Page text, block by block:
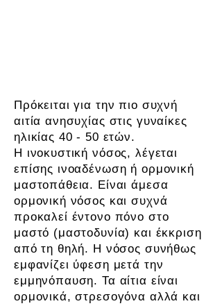
Πρόκειται για την πιο συχνή
αιτία ανησυχίας στις γυναίκες
ηλικίας 40 - 50 ετών.
Η ινοκυστική νόσος, λέγεται
επίσης ινοαδένωση ή ορμονική
μαστοπάθεια. Είναι άμεσα
ορμονική νόσος και συχνά
προκαλεί έντονο πόνο στο
μαστό (μαστοδυνία) και έκκριση
από τη θηλή. Η νόσος συνήθως
εμφανίζει ύφεση μετά την
εμμηνόπαυση. Τα αίτια είναι
ορμονικά, στρεσογόνα αλλά και